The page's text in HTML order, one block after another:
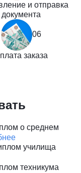
и отправка
документа
06
заказа
о среднем
училища
техникума